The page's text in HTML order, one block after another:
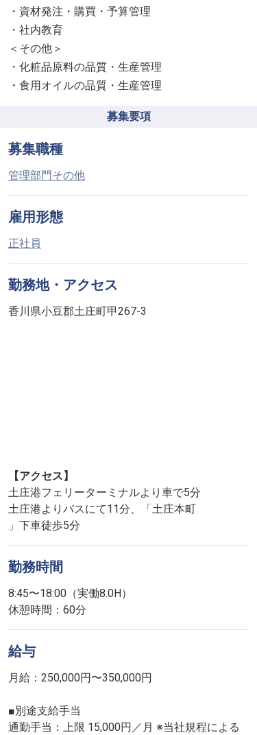
・資材発注・購買・予算管理
・社内教育
＜その他＞
・化粧品原料の品質・生産管理
・食用オイルの品質・生産管理
募集要項
募集職種
管理部門その他
雇用形態
正社員
勤務地・アクセス
香川県小豆郡土庄町甲267-3
【アクセス】
土庄港フェリーターミナルより車で5分
土庄港よりバスにて11分、「土庄本町
」下車徒歩5分
勤務時間
8:45〜18:00（実働8.0H）
休憩時間：60分
給与
月給：250,000円〜350,000円
■別途支給手当
通勤手当：上限 15,000円／月 ※当社規程による